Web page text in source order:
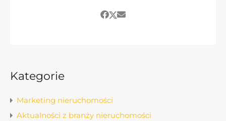
Kategorie
Marketing nieruchomości
Aktualności z branży nieruchomości